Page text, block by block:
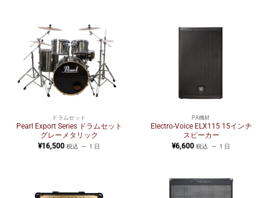
ドラムセット
Pearl Export Series ドラムセット
グレーメタリック
¥16,500 税込 1 日
PA機材
Electro-Voice ELX115 15インチ
スピーカー
¥6,600 税込 1 日